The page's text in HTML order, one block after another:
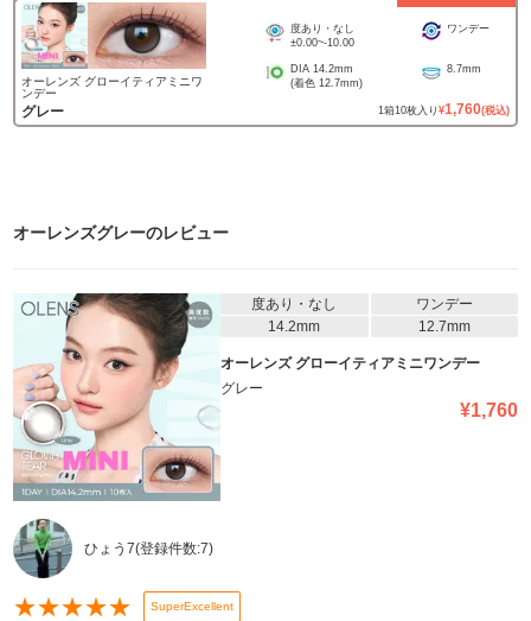
オーレンズ グローイティアミニワ
ンデー
グレー
度あり・なし
±0.00~-10.00
ワンデー
DIA 14.2mm
(着色 12.7mm)
8.7mm
1箱10枚入り ¥1,760(税込)
オーレンズグレーのレビュー
度あり・なし
ワンデー
14.2mm
12.7mm
オーレンズ グローイティアミニワンデー
グレー
¥1,760
ひょう7(登録件数:7)
★★★★★ SuperExcellent